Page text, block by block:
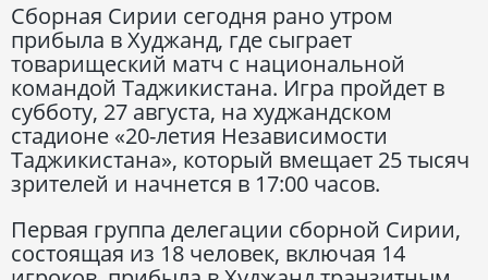
Сборная Сирии сегодня рано утром
прибыла в Худжанд, где сыграет
товарищеский матч с национальной
командой Таджикистана. Игра пройдет в
субботу, 27 августа, на худжандском
стадионе «20-летия Независимости
Таджикистана», который вмещает 25 тысяч
зрителей и начнется в 17:00 часов.
Первая группа делегации сборной Сирии,
состоящая из 18 человек, включая 14